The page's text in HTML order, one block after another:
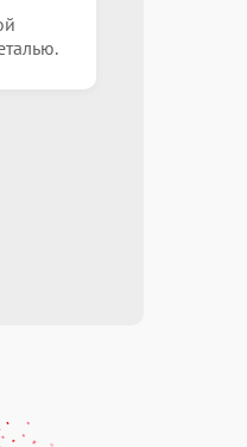
₽
₽Выбрать